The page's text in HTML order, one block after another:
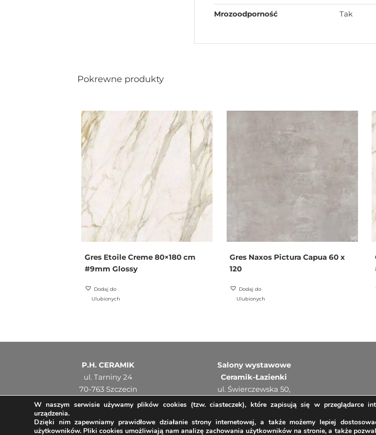
Mrozoodporność Tak
Pokrewne produkty
Gres Etoile Creme 80×180 cm
#9mm Glossy
Dodaj do
Ulubionych
Gres Naxos Pictura Capua 60 x
120
Dodaj do
Ulubionych
P.H. CERAMIK
ul. Tarniny 24
70-763 Szczecin
NIP: 8510101069
Salony wystawowe
Ceramik-Łazienki
ul. Świerczewska 50,
71-066 Szczecin
W naszym serwisie używamy plików cookies (tzw. ciasteczek), które zapisują się w przeglądarce
urządzenia.
Dzięki nim zapewniamy prawidłowe działanie strony internetowej, a także możemy lepiej
użytkowników. Pliki cookies umożliwiają nam analizę zachowania użytkowników na stronie, a także